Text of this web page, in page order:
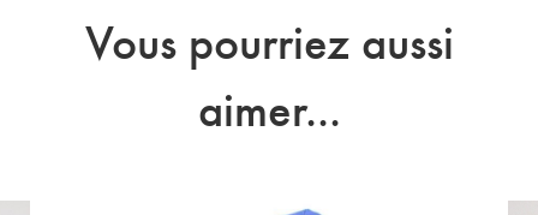
Vous pourriez aussi
aimer...